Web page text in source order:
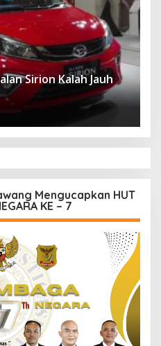
Sirion Kalah Jauh
Mengucapkan HUT
KE – 7